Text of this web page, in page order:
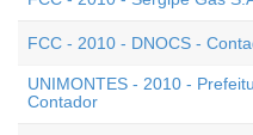
FCC - 2010 - DNOCS -
UNIMONTES - 2010 -
Contador